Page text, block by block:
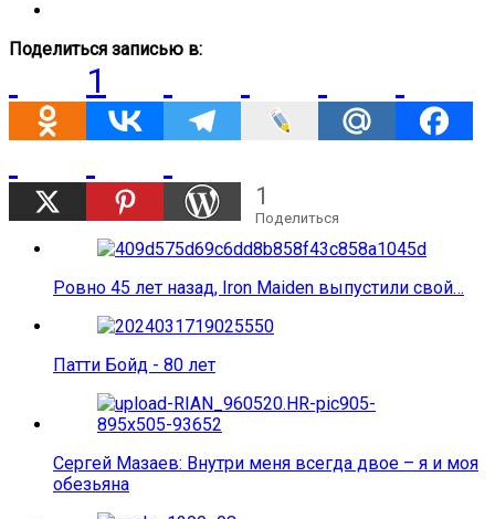
Поделиться записью в:
1
1
Поделиться
Ровно 45 лет назад, Iron Maiden выпустили свой…
Патти Бойд - 80 лет
Сергей Мазаев: Внутри меня всегда двое – я и моя
обезьяна